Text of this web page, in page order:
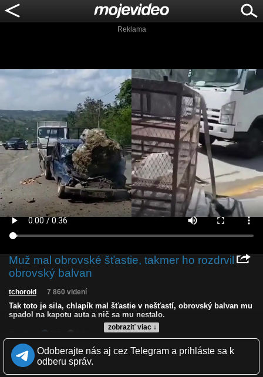
Reklama
Muž mal obrovské šťastie, takmer ho rozdrvil
obrovský balvan
zobraziť viac ↓
tchoroid 7 860 videní
Tak toto je sila, chlapík mal šťastie v nešťastí, obrovský balvan mu
spadol na kapotu auta a nič sa mu nestalo.
Zverejnené: 14.11.2025 20:07
Páči sa: 87% (15 hlasov)
Obľúbené: 1
Komentárov: 13
Odoberajte nás aj cez Telegram a prihláste sa k
odberu správ.